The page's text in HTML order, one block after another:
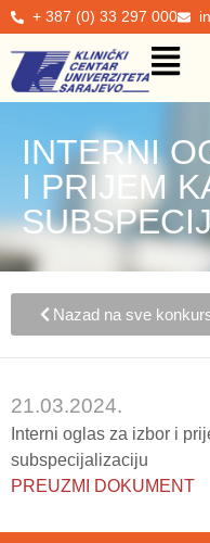
+ 387 (0) 33 297 000
INTERNI
I PRIJEM
Nazad na sve
21.03.2024.
Interni oglas za izbor i
subspecijalizaciju
PREUZMI DOKUMENT